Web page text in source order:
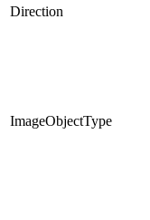
Direction
ImageObjectType